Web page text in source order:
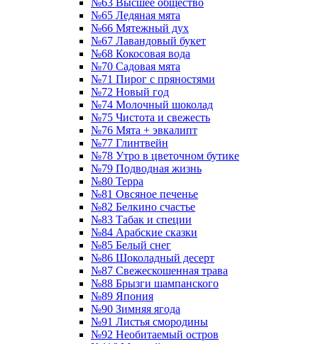
№63 Высшее общество
№65 Ледяная мята
№66 Мятежный дух
№67 Лавандовый букет
№68 Кокосовая вода
№70 Садовая мята
№71 Пирог с пряностями
№72 Новый год
№74 Молочный шоколад
№75 Чистота и свежесть
№76 Мята + эвкалипт
№77 Глинтвейн
№78 Утро в цветочном бутике
№79 Подводная жизнь
№80 Терра
№81 Овсяное печенье
№82 Белкино счастье
№83 Табак и специи
№84 Арабские сказки
№85 Белый снег
№86 Шоколадный десерт
№87 Свежескошенная трава
№88 Брызги шампанского
№89 Япония
№90 Зимняя ягода
№91 Листья смородины
№92 Необитаемый остров